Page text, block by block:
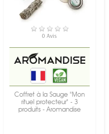
EN STOCK
0 Avis
Coffret à la Sauge "Mon
rituel protecteur" - 3
produits - Aromandise